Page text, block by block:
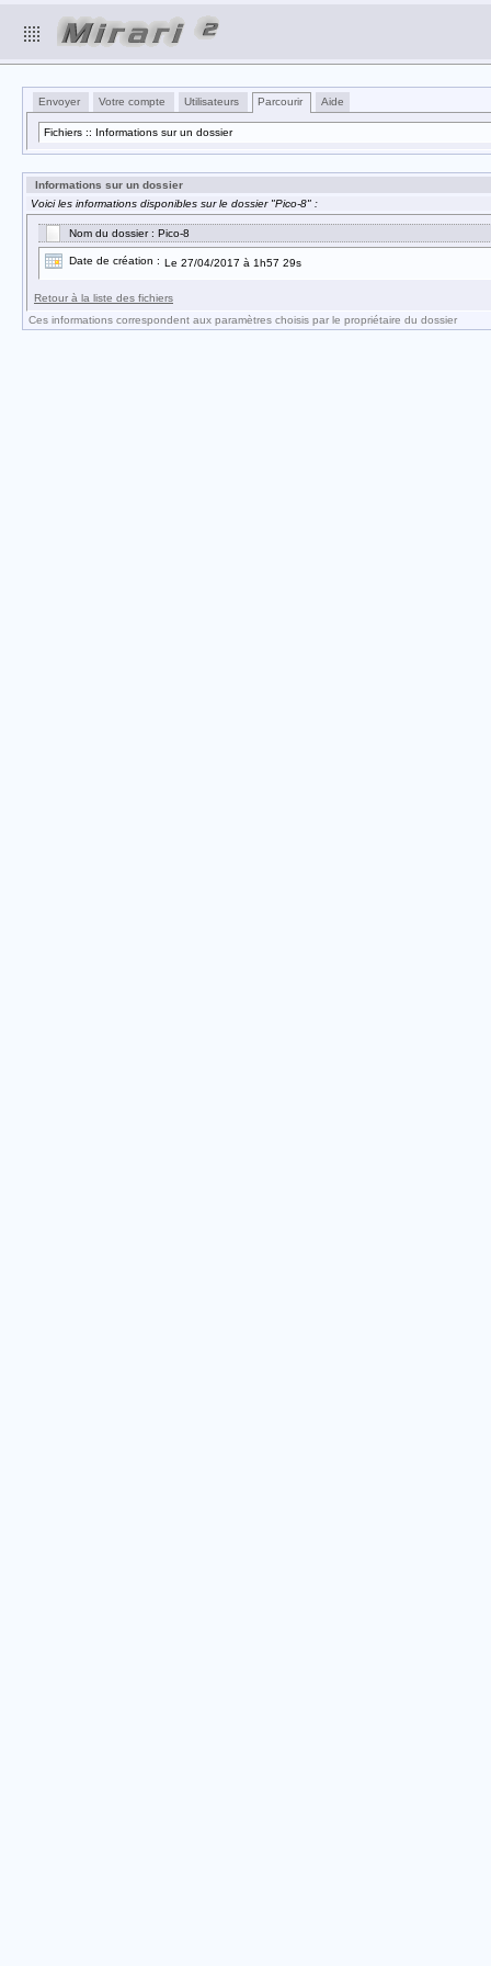
Envoyer Votre compte Utilisateurs Parcourir Aide
Fichiers :: Informations sur un dossier
Informations sur un dossier
Voici les informations disponibles sur le dossier "Pico-8" :
Nom du dossier : Pico-8
Date de création : Le 27/04/2017 à 1h57 29s
Retour à la liste des fichiers
Ces informations correspondent aux paramètres choisis par le propriétaire du dossier